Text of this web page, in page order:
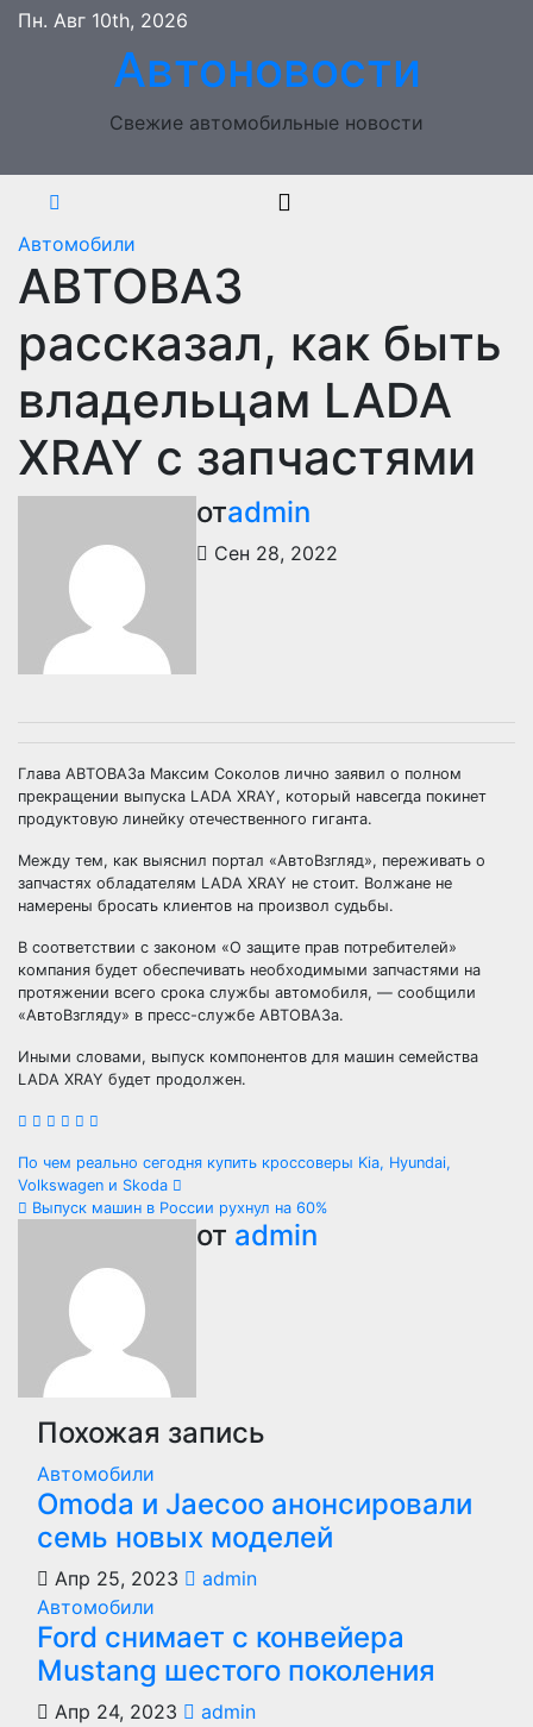
Перейти
содержимому
Пн. Авг 10th, 2026
Автоновости
Свежие автомобильные новости
Автомобили
АВТОВАЗ
рассказал, как быть
владельцам LADA
XRAY с запчастями
отadmin
Сен 28, 2022
Глава АВТОВАЗа Максим Соколов лично заявил о полном
прекращении выпуска LADA XRAY, который навсегда покинет
продуктовую линейку отечественного гиганта.
Между тем, как выяснил портал «АвтоВзгляд», переживать о
запчастях обладателям LADA XRAY не стоит. Волжане не
намерены бросать клиентов на произвол судьбы.
В соответствии с законом «О защите прав потребителей»
компания будет обеспечивать необходимыми запчастями на
протяжении всего срока службы автомобиля, — сообщили
«АвтоВзгляду» в пресс-службе АВТОВАЗа.
Иными словами, выпуск компонентов для машин семейства
LADA XRAY будет продолжен.
Навигация
по
записям
По чем реально сегодня купить кроссоверы Kia, Hyundai,
Volkswagen и Skoda
Выпуск машин в России рухнул на 60%
от admin
Похожая запись
Автомобили
Оmoda и Jaecoo анонсировали
семь новых моделей
Апр 25, 2023
admin
Автомобили
Ford снимает с конвейера
Mustang шестого поколения
Апр 24, 2023
admin